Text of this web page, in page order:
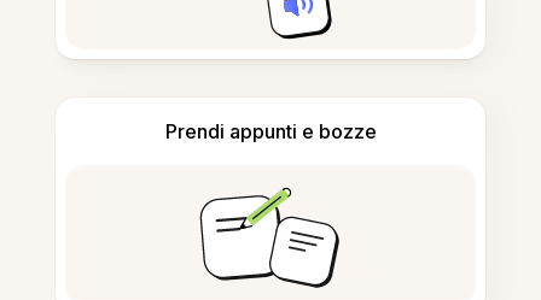
Prendi appunti e bozze